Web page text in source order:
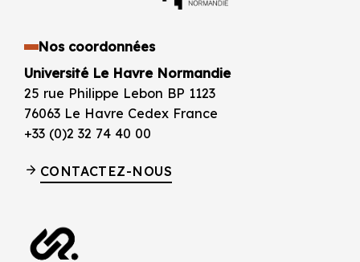
Nos coordonnées
Université Le Havre Normandie
25 rue Philippe Lebon BP 1123
76063 Le Havre Cedex France
+33 (0)2 32 74 40 00
CONTACTEZ-NOUS